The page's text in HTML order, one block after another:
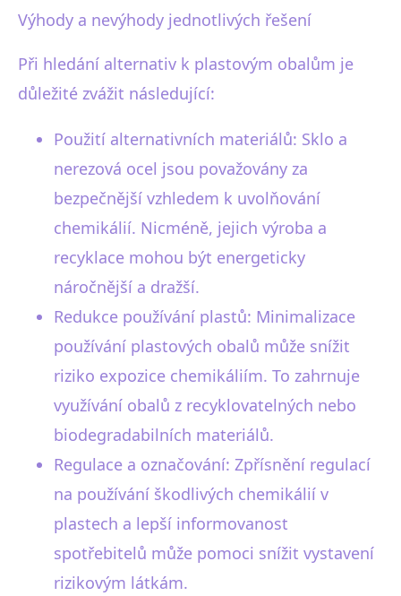
Výhody a nevýhody jednotlivých řešení
Při hledání alternativ k plastovým obalům je
důležité zvážit následující:
Použití alternativních materiálů: Sklo a
nerezová ocel jsou považovány za
bezpečnější vzhledem k uvolňování
chemikálií. Nicméně, jejich výroba a
recyklace mohou být energeticky
náročnější a dražší.
Redukce používání plastů: Minimalizace
používání plastových obalů může snížit
riziko expozice chemikáliím. To zahrnuje
využívání obalů z recyklovatelných nebo
biodegradabilních materiálů.
Regulace a označování: Zpřísnění regulací
na používání škodlivých chemikálií v
plastech a lepší informovanost
spotřebitelů může pomoci snížit vystavení
rizikovým látkám.